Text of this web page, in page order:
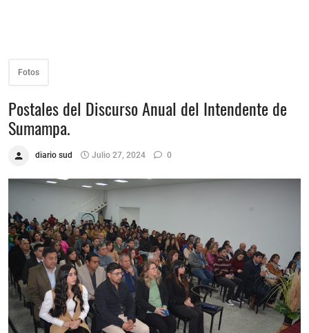
Fotos
Postales del Discurso Anual del Intendente de
Sumampa.
diario sud Julio 27, 2024 0